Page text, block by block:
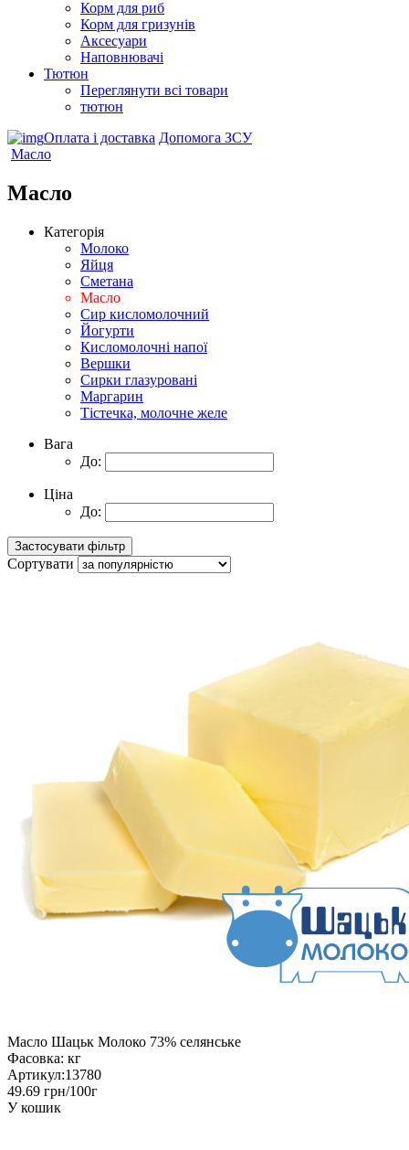
Корм для риб
Корм для гризунів
Аксесуари
Наповнювачі
Тютюн
Переглянути всі товари
тютюн
Оплата і доставка Допомога ЗСУ
Масло
Масло
Категорія
Молоко
Яйця
Сметана
Масло
Сир кисломолочний
Йогурти
Кисломолочні напої
Вершки
Сирки глазуровані
Маргарин
Тістечка, молочне желе
Вага
До:
Ціна
До:
Сортувати
Масло Шацьк Молоко 73% селянське
Фасовка: кг
Артикул:13780
49.69 грн/100г
У кошик